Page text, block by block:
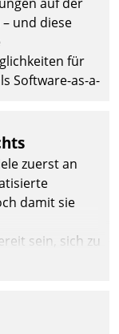
und diese
für
Software-as-a-
zuerst an
damit sie
sein, sich zu
sie an ihr